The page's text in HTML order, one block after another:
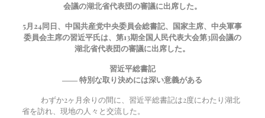
会議の湖北省代表団の審議に出席した。
5月24同日、中国共産党中央委員会総書記、国家主席、中央軍事
委員会主席の習近平氏は、第13期全国人民代表大会第3回会議の
湖北省代表団の審議に出席した。
習近平総書記
―― 特別な取り決めには深い意義がある
わずか2ヶ月余りの間に、習近平総書記は2度にわたり湖北
省を訪れ、現地の人々と交流した。